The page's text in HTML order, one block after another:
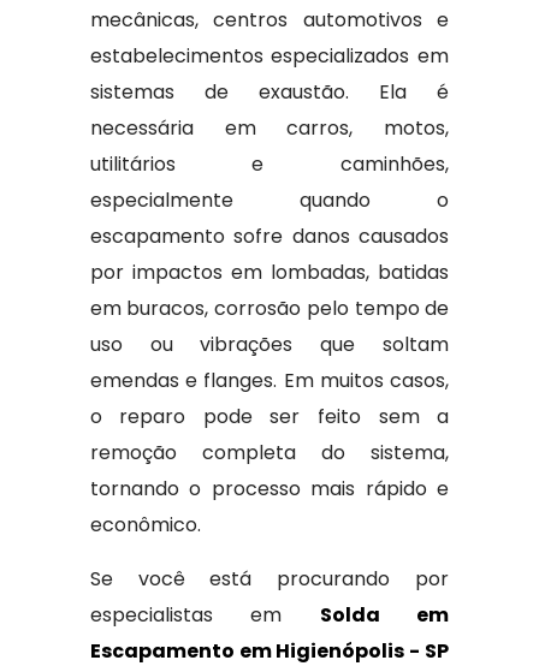
mecânicas, centros automotivos e
estabelecimentos especializados em
sistemas de exaustão. Ela é
necessária em carros, motos,
utilitários e caminhões,
especialmente quando o
escapamento sofre danos causados
por impactos em lombadas, batidas
em buracos, corrosão pelo tempo de
uso ou vibrações que soltam
emendas e flanges. Em muitos casos,
o reparo pode ser feito sem a
remoção completa do sistema,
tornando o processo mais rápido e
econômico.
Se você está procurando por
especialistas em Solda em
Escapamento em Higienópolis - SP